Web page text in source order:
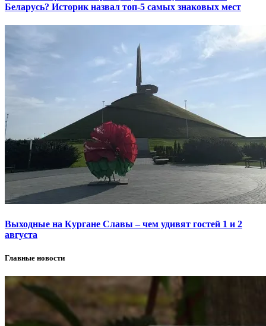
Беларусь? Историк назвал топ-5 самых знаковых мест
Выходные на Кургане Славы – чем удивят гостей 1 и 2
августа
Главные новости